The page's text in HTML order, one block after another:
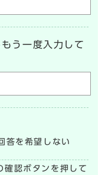
う一度入力して
答を希望しない
確認ボタンを押して